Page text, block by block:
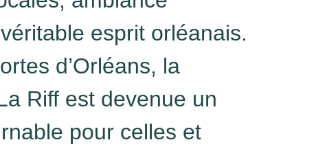
esprit orléanais.
d’Orléans, la
Riff est devenue un
pour celles et